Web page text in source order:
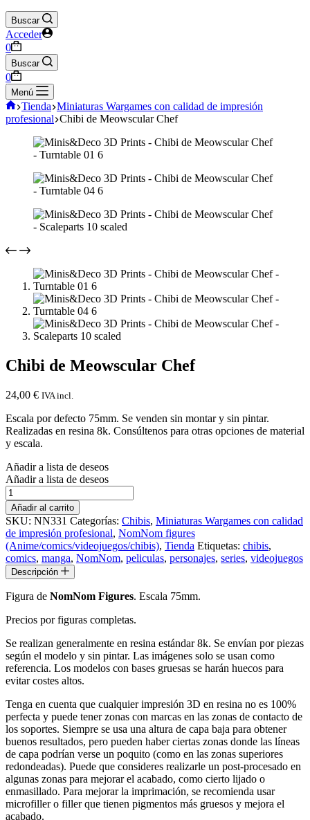
Buscar
Acceder
Carro
de
compra
0
Buscar
Carro
de
compra
0
Menú
Inicio
Tienda Miniaturas Wargames con calidad de impresión
profesional Chibi de Meowscular Chef
Chibi de Meowscular Chef
24,00 € IVA incl.
Escala por defecto 75mm. Se venden sin montar y sin pintar.
Realizadas en resina 8k. Consúltenos para otras opciones de material
y escala.
Añadir a lista de deseos
Añadir a lista de deseos
Chibi
de
Meowscular
Chef
cantidad
Añadir al carrito
SKU: NN331 Categorías: Chibis, Miniaturas Wargames con calidad
de impresión profesional, NomNom figures
(Anime/comics/videojuegos/chibis), Tienda Etiquetas: chibis,
comics, manga, NomNom, peliculas, personajes, series, videojuegos
Descripción
Figura de NomNom Figures. Escala 75mm.
Precios por figuras completas.
Se realizan generalmente en resina estándar 8k. Se envían por piezas
según el modelo y sin pintar. Las imágenes solo se usan como
referencia. Los modelos con bases gruesas se harán huecos para
evitar costes altos.
Tenga en cuenta que cualquier impresión 3D en resina no es 100%
perfecta y puede tener zonas con marcas en las zonas de contacto de
los soportes. Siempre se usa una altura de capa baja para obtener
buenos resultados, pero pueden haber ciertas zonas donde las líneas
de capa podrían verse un poquito (como en las zonas superiores
redondeadas). Puede que consideres realizarle un post-procesado en
algunas zonas para mejorar el acabado, como cierto lijado o
enmasillado. Para mejorar la imprimación, se recomienda usar
microfiller o filler que tienen pigmentos más gruesos y mejora el
acabado.